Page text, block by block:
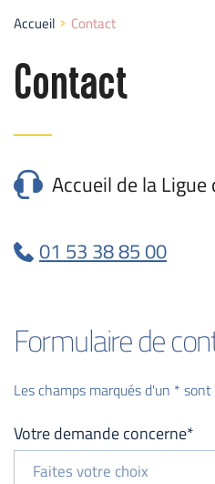
Accueil Contact
Contact
Accueil de la Ligue
01 53 38 85 00
Formulaire de
Les champs marqués d'un *
Votre demande concerne*
Faites votre choix